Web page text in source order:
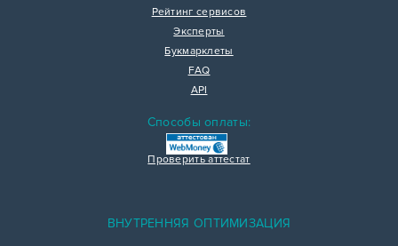
Рейтинг сервисов
Эксперты
Букмарклеты
FAQ
API
Способы оплаты:
Проверить аттестат
ВНУТРЕННЯЯ ОПТИМИЗАЦИЯ